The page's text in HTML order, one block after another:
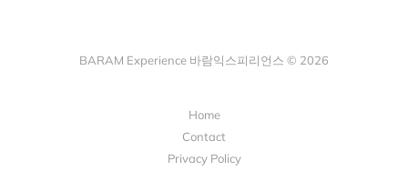
BARAM Experience 바람익스피리언스 © 2026
Home
Contact
Privacy Policy